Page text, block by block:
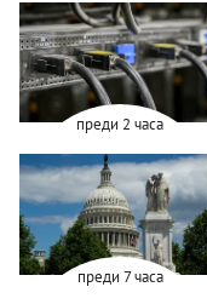
преди 2 часа
преди 7 часа